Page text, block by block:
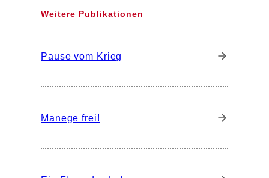
Weitere Publikationen
Pause vom Krieg
Manege frei!